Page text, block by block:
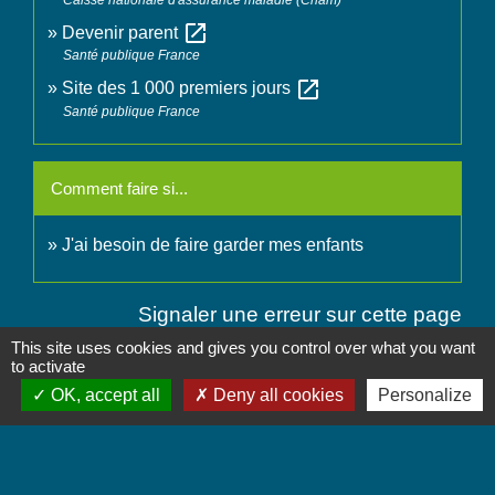
Devenir parent open_in_new
Santé publique France
Site des 1 000 premiers jours open_in_new
Santé publique France
Comment faire si...
J'ai besoin de faire garder mes enfants
Signaler une erreur sur cette page
This site uses cookies and gives you control over what you want
to activate
OK, accept all
Deny all cookies Personalize